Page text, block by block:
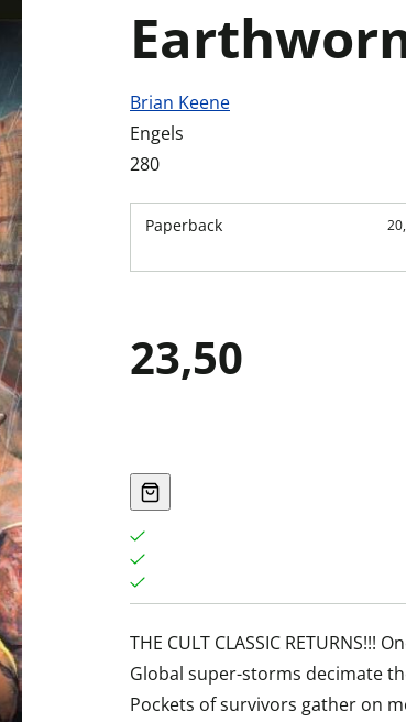
Brian Keene
Engels
280
Paperback
23,50
THE CULT CLASSIC
Global super-storms decimate
Pockets of survivors gather on